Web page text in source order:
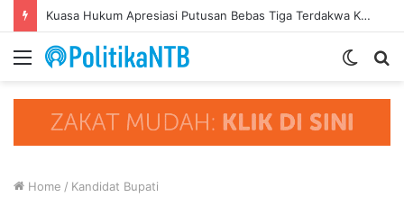
Kuasa Hukum Apresiasi Putusan Bebas Tiga Terdakwa Kasus Gratifikasi DPRD NTB, Ajak Semua Pihak Hormati Supremasi Hukum
Menu
Switch
Home / Kandidat Bupati